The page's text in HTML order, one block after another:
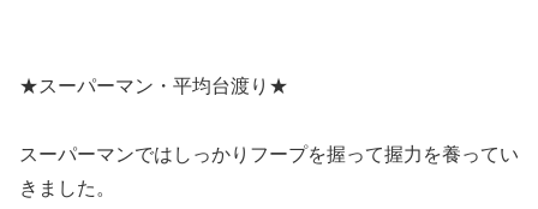
★スーパーマン・平均台渡り★
スーパーマンではしっかりフープを握って握力を養ってい
きました。